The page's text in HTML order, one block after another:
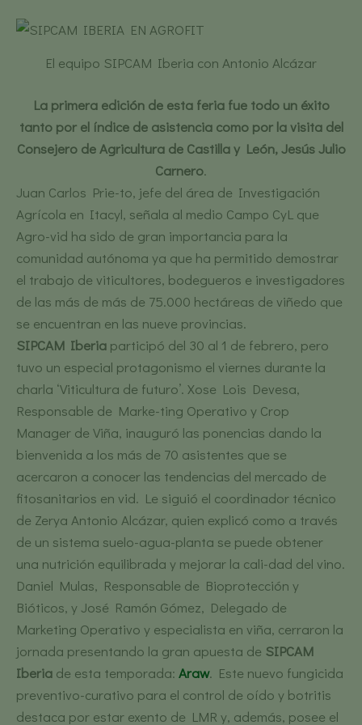
El equipo SIPCAM Iberia con Antonio Alcázar
La primera edición de esta feria fue todo un éxito
tanto por el índice de asistencia como por la visita del
Consejero de Agricultura de Castilla y León, Jesús Julio
Carnero.
Juan Carlos Prie-to, jefe del área de Investigación
Agrícola en Itacyl, señala al medio Campo CyL que
Agro-vid ha sido de gran importancia para la
comunidad autónoma ya que ha permitido demostrar
el trabajo de viticultores, bodegueros e investigadores
de las más de más de 75.000 hectáreas de viñedo que
se encuentran en las nueve provincias.
SIPCAM Iberia participó del 30 al 1 de febrero, pero
tuvo un especial protagonismo el viernes durante la
charla ‘Viticultura de futuro’. Xose Lois Devesa,
Responsable de Marke-ting Operativo y Crop
Manager de Viña, inauguró las ponencias dando la
bienvenida a los más de 70 asistentes que se
acercaron a conocer las tendencias del mercado de
fitosanitarios en vid. Le siguió el coordinador técnico
de Zerya Antonio Alcázar, quien explicó como a través
de un sistema suelo-agua-planta se puede obtener
una nutrición equilibrada y mejorar la cali-dad del vino.
Daniel Mulas, Responsable de Bioprotección y
Bióticos, y José Ramón Gómez, Delegado de
Marketing Operativo y especialista en viña, cerraron la
jornada presentando la gran apuesta de SIPCAM
Iberia de esta temporada: Araw. Este nuevo fungicida
preventivo-curativo para el control de oído y botritis
destaca por estar exento de LMR y, además, posee el